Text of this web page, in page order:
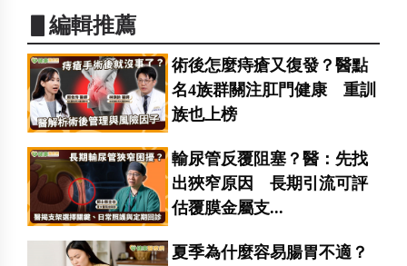
▋編輯推薦
術後怎麼痔瘡又復發？醫點
名4族群關注肛門健康 重訓
族也上榜
輸尿管反覆阻塞？醫：先找
出狹窄原因 長期引流可評
估覆膜金屬支...
夏季為什麼容易腸胃不適？